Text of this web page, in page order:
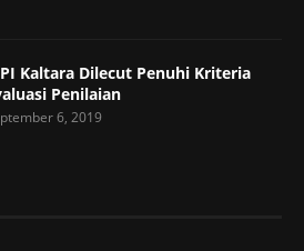
Kaltara Dilecut Penuhi Kriteria
Penilaian
6, 2019